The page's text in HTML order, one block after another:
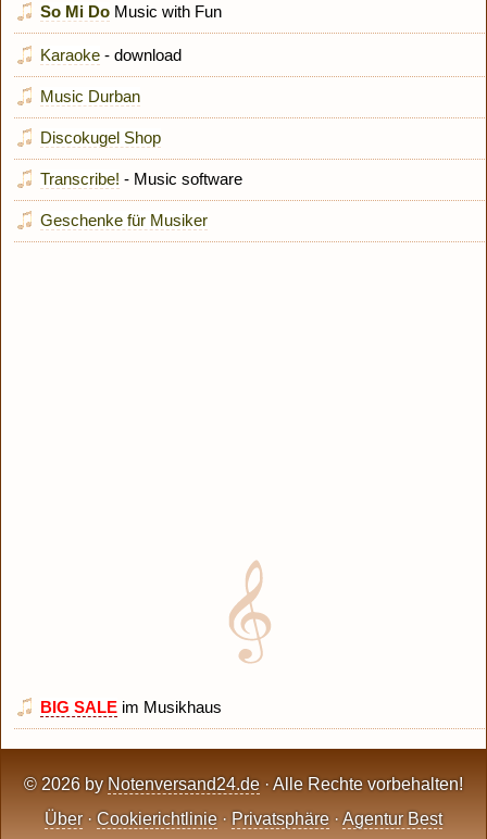
So Mi Do Music with Fun
Karaoke - download
Music Durban
Discokugel Shop
Transcribe! - Music software
Geschenke für Musiker
BIG SALE im Musikhaus
© 2026 by Notenversand24.de · Alle Rechte vorbehalten!
Über · Cookierichtlinie · Privatsphäre · Agentur Best